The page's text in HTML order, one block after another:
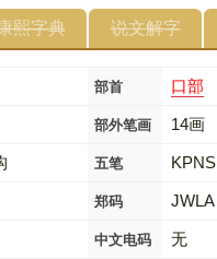
熙字典 说文解字
部首 口部
部外笔画 14画
五笔 KPNS
郑码 JWLA
中文电码 无